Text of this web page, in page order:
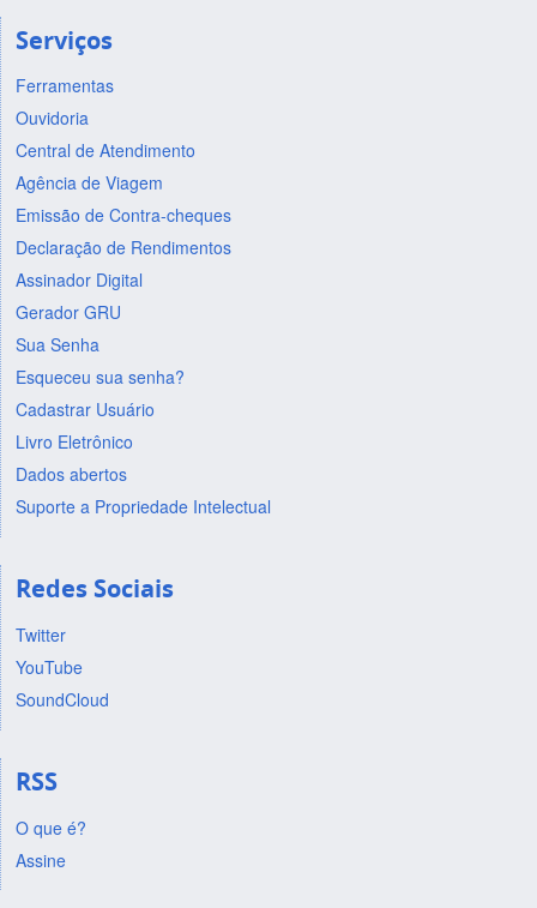
Serviços
Ferramentas
Ouvidoria
Central de Atendimento
Agência de Viagem
Emissão de Contra-cheques
Declaração de Rendimentos
Assinador Digital
Gerador GRU
Sua Senha
Esqueceu sua senha?
Cadastrar Usuário
Livro Eletrônico
Dados abertos
Suporte a Propriedade Intelectual
Redes Sociais
Twitter
YouTube
SoundCloud
RSS
O que é?
Assine